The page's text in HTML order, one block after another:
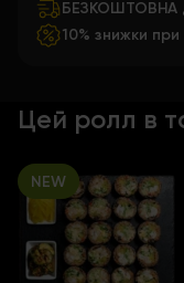
БЕЗКОШТОВНА
10% знижки
Цей ролл в
NEW